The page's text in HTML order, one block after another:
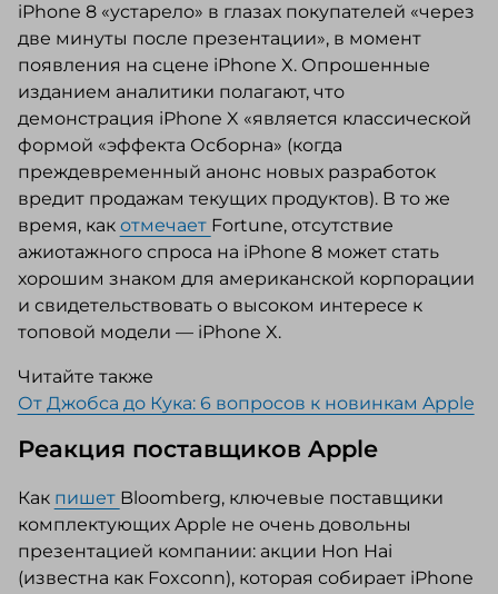
iPhone 8 «устарело» в глазах покупателей «через
две минуты после презентации», в момент
появления на сцене iPhone X. Опрошенные
изданием аналитики полагают, что
демонстрация iPhone X «является классической
формой «эффекта Осборна» (когда
преждевременный анонс новых разработок
вредит продажам текущих продуктов). В то же
время, как отмечает Fortune, отсутствие
ажиотажного спроса на iPhone 8 может стать
хорошим знаком для американской корпорации
и свидетельствовать о высоком интересе к
топовой модели — iPhone X.
Читайте также
От Джобса до Кука: 6 вопросов к новинкам Apple
Реакция поставщиков Apple
Как пишет Bloomberg, ключевые поставщики
комплектующих Apple не очень довольны
презентацией компании: акции Hon Hai
(известна как Foxconn), которая собирает iPhone